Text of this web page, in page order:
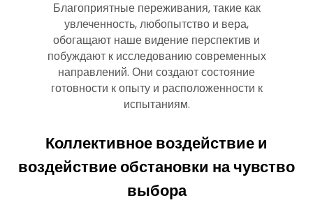
Благоприятные переживания, такие как
увлеченность, любопытство и вера,
обогащают наше видение перспектив и
побуждают к исследованию современных
направлений. Они создают состояние
готовности к опыту и расположенности к
испытаниям.
Коллективное воздействие и
воздействие обстановки на чувство
выбора